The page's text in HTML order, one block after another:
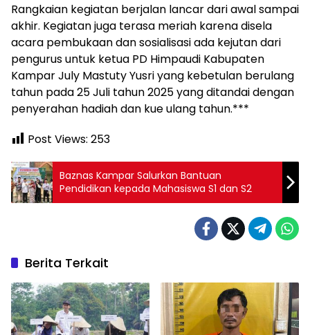
Rangkaian kegiatan berjalan lancar dari awal sampai
akhir. Kegiatan juga terasa meriah karena disela
acara pembukaan dan sosialisasi ada kejutan dari
pengurus untuk ketua PD Himpaudi Kabupaten
Kampar July Mastuty Yusri yang kebetulan berulang
tahun pada 25 Juli tahun 2025 yang ditandai dengan
penyerahan hadiah dan kue ulang tahun.***
Post Views: 253
Baznas Kampar Salurkan Bantuan
Pendidikan kepada Mahasiswa S1 dan S2
Berita Terkait